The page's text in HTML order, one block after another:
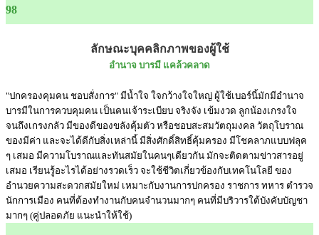
98
ลักษณะบุคคลิกภาพของผู้ใช้
อำนาจ บารมี แคล้วคลาด
"ปกครองคุมคน ชอบสั่งการ" มีน้ำใจ ใจกว้างใจใหญ่ ผู้ใช้เบอร์นี้มักมีอำนาจ
บารมีในการควบคุมคน เป็นคนเจ้าระเบียบ จริงจัง เข้มงวด ลูกน้องเกรงใจ
จนถึงเกรงกลัว มีของดีของขลังคุ้มตัว หรือชอบสะสมวัตถุมงคล วัตถุโบราณ
ของมีค่า และจะได้ดีกับสิ่งเหล่านี้ มีสิ่งศักดิ์สิทธิ์คุ้มครอง มีโชคลาภแบบฟลุค
ๆ เสมอ มีความโบราณและทันสมัยในคนๆเดียวกัน มักจะติดตามข่าวสารอยู่
เสมอ เรียนรู้อะไรได้อย่างรวดเร็ว จะใช้ชีวิตเกี่ยวข้องกับเทคโนโลยี ของ
อำนวยความสะดวกสมัยใหม่ เหมาะกับงานการปกครอง ราชการ ทหาร ตำรวจ
นักการเมือง คนที่ต้องทำงานกับคนจำนวนมากๆ คนที่มีบริวารใต้บังคับบัญชา
มากๆ (คู่ปลอดภัย แนะนำให้ใช้)